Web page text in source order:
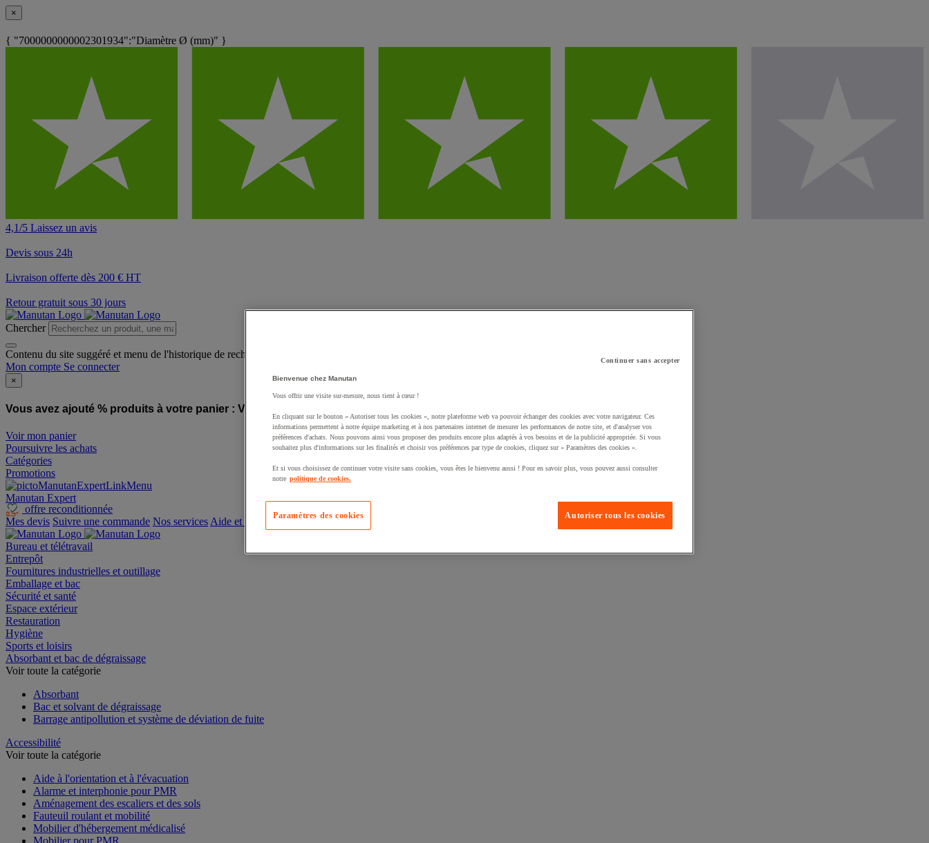
×
{ "7000000000002301934":"Diamètre Ø (mm)" }
4,1/5 Laissez un avis
Devis sous 24h
Livraison offerte dès 200 € HT
Retour gratuit sous 30 jours
Chercher
Contenu du site suggéré et menu de l'historique de recherche
Mon compte Se connecter
×
Vous avez ajouté % produits à votre panier : Vous avez ajouté un produit à votre panier :
Voir mon panier
Poursuivre les achats
Catégories
Promotions
Manutan Expert
offre reconditionnée
Mes devis Suivre une commande Nos services Aide et contact
Bureau et télétravail
Entrepôt
Fournitures industrielles et outillage
Emballage et bac
Sécurité et santé
Espace extérieur
Restauration
Hygiène
Sports et loisirs
Absorbant et bac de dégraissage
Voir toute la catégorie
Absorbant
Bac et solvant de dégraissage
Barrage antipollution et système de déviation de fuite
Accessibilité
Voir toute la catégorie
Aide à l'orientation et à l'évacuation
Alarme et interphonie pour PMR
Aménagement des escaliers et des sols
Fauteuil roulant et mobilité
Mobilier d'hébergement médicalisé
Mobilier pour PMR
Continuer sans accepter
Bienvenue chez Manutan
Vous offrir une visite sur-mesure, nous tient à cœur !
En cliquant sur le bouton « Autoriser tous les cookies », notre plateforme web va pouvoir échanger des cookies avec votre navigateur. Ces
informations permettent à notre équipe marketing et à nos partenaires internet de mesurer les performances de notre site, et d'analyser vos
préférences d'achats. Nous pouvons ainsi vous proposer des produits encore plus adaptés à vos besoins et de la publicité appropriée. Si vous
souhaitez plus d'informations sur les finalités et choisir vos préférences par type de cookies, cliquez sur « Paramètres des cookies ».
Et si vous choisissez de continuer votre visite sans cookies, vous êtes le bienvenu aussi ! Pour en savoir plus, vous pouvez aussi consulter
notre politique de cookies.
Autoriser tous les cookies
Paramètres des cookies